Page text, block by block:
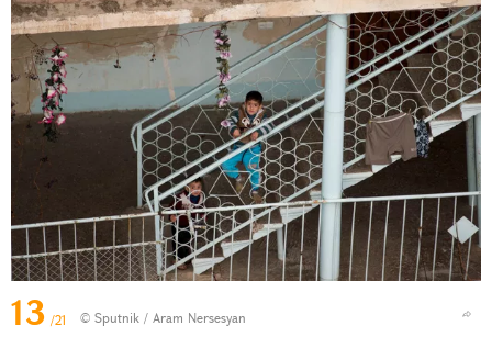
13 /21 © Sputnik / Aram Nersesyan